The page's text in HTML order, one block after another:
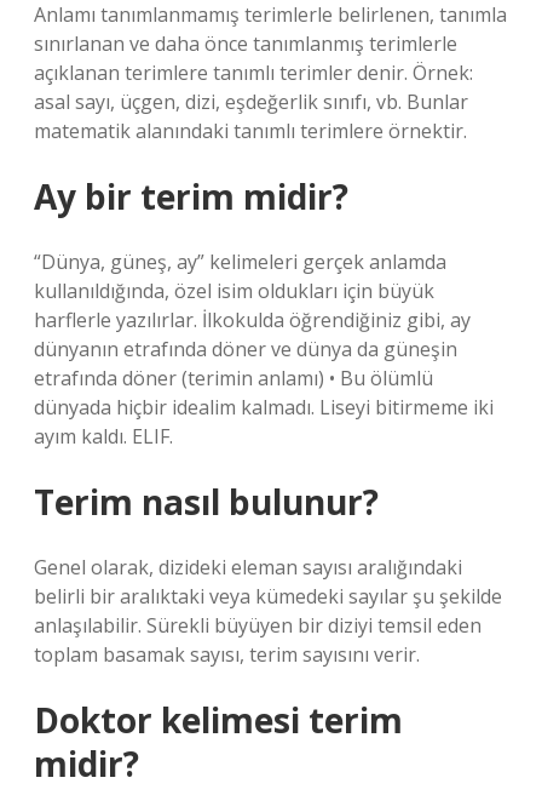
Anlamı tanımlanmamış terimlerle belirlenen, tanımla
sınırlanan ve daha önce tanımlanmış terimlerle
açıklanan terimlere tanımlı terimler denir. Örnek:
asal sayı, üçgen, dizi, eşdeğerlik sınıfı, vb. Bunlar
matematik alanındaki tanımlı terimlere örnektir.
Ay bir terim midir?
“Dünya, güneş, ay” kelimeleri gerçek anlamda
kullanıldığında, özel isim oldukları için büyük
harflerle yazılırlar. İlkokulda öğrendiğiniz gibi, ay
dünyanın etrafında döner ve dünya da güneşin
etrafında döner (terimin anlamı) • Bu ölümlü
dünyada hiçbir idealim kalmadı. Liseyi bitirmeme iki
ayım kaldı. ELIF.
Terim nasıl bulunur?
Genel olarak, dizideki eleman sayısı aralığındaki
belirli bir aralıktaki veya kümedeki sayılar şu şekilde
anlaşılabilir. Sürekli büyüyen bir diziyi temsil eden
toplam basamak sayısı, terim sayısını verir.
Doktor kelimesi terim
midir?